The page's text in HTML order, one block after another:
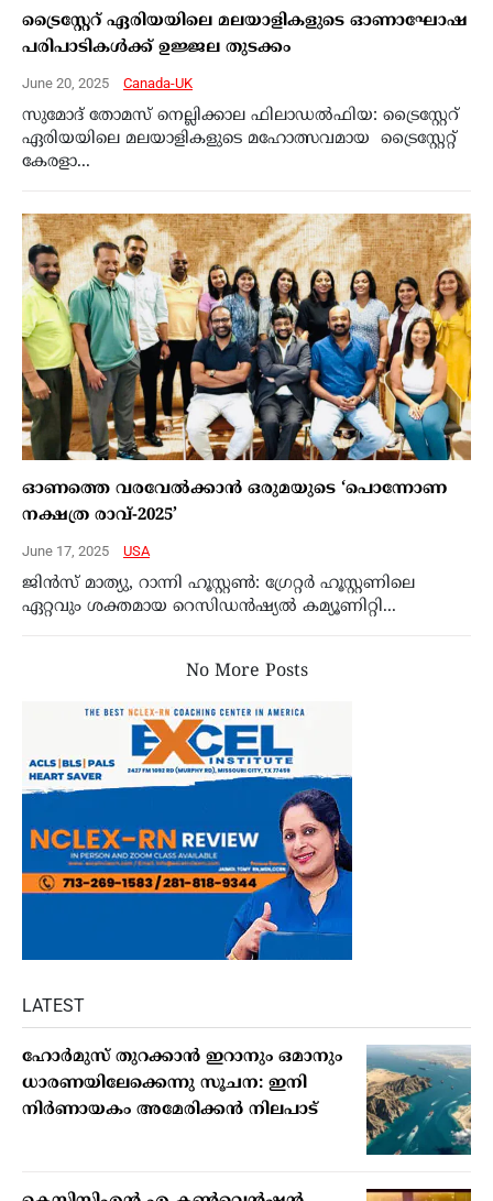
ട്രൈസ്റ്റേറ് ഏരിയയിലെ മലയാളികളുടെ ഓണാഘോഷ
പരിപാടികൾക്ക് ഉജ്ജല തുടക്കം
June 20, 2025 Canada-UK
സുമോദ് തോമസ് നെല്ലിക്കാല ഫിലാഡൽഫിയ: ട്രൈസ്റ്റേറ്
ഏരിയയിലെ മലയാളികളുടെ മഹോത്സവമായ ട്രൈസ്റ്റേറ്റ്
കേരളാ...
ഓണത്തെ വരവേല്‍ക്കാന്‍ ഒരുമയുടെ ‘പൊന്നോണ
നക്ഷത്ര രാവ്-2025’
June 17, 2025 USA
ജിന്‍സ് മാത്യു, റാന്നി ഹൂസ്റ്റണ്‍: ഗ്രേറ്റര്‍ ഹൂസ്റ്റണിലെ
ഏറ്റവും ശക്തമായ റെസിഡന്‍ഷ്യല്‍ കമ്യൂണിറ്റി...
No More Posts
LATEST
ഹോര്‍മുസ് തുറക്കാന്‍ ഇറാനും ഒമാനും
ധാരണയിലേക്കെന്നു സൂചന: ഇനി
നിര്‍ണായകം അമേരിക്കന്‍ നിലപാട്